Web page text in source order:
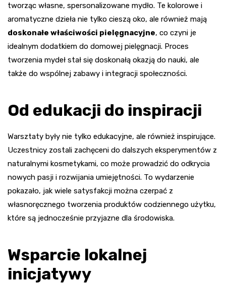
tworząc własne, spersonalizowane mydło. Te kolorowe i
aromatyczne dzieła nie tylko cieszą oko, ale również mają
doskonałe właściwości pielęgnacyjne, co czyni je
idealnym dodatkiem do domowej pielęgnacji. Proces
tworzenia mydeł stał się doskonałą okazją do nauki, ale
także do wspólnej zabawy i integracji społeczności.
Od edukacji do inspiracji
Warsztaty były nie tylko edukacyjne, ale również inspirujące.
Uczestnicy zostali zachęceni do dalszych eksperymentów z
naturalnymi kosmetykami, co może prowadzić do odkrycia
nowych pasji i rozwijania umiejętności. To wydarzenie
pokazało, jak wiele satysfakcji można czerpać z
własnoręcznego tworzenia produktów codziennego użytku,
które są jednocześnie przyjazne dla środowiska.
Wsparcie lokalnej
inicjatywy